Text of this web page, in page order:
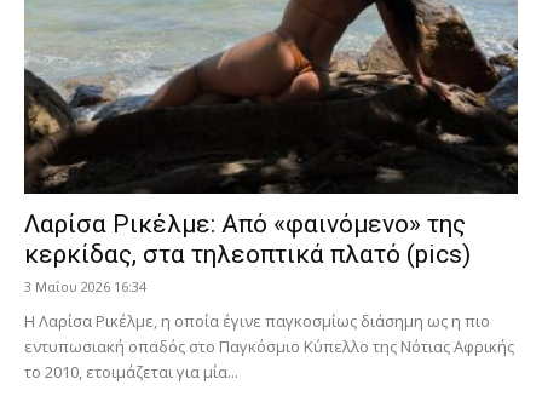
Λαρίσα Ρικέλμε: Από «φαινόμενο» της
κερκίδας, στα τηλεοπτικά πλατό (pics)
3 Μαΐου 2026 16:34
Η Λαρίσα Ρικέλμε, η οποία έγινε παγκοσμίως διάσημη ως η πιο
εντυπωσιακή οπαδός στο Παγκόσμιο Κύπελλο της Νότιας Αφρικής
το 2010, ετοιμάζεται για μία...